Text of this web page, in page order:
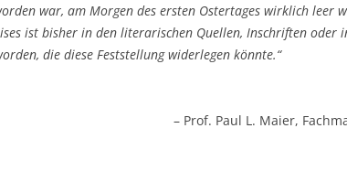
war, am Morgen des ersten Ostertages wirklich leer
ist bisher in den literarischen Quellen, Inschriften oder
die diese Feststellung widerlegen könnte.“
– Prof. Paul L. Maier,